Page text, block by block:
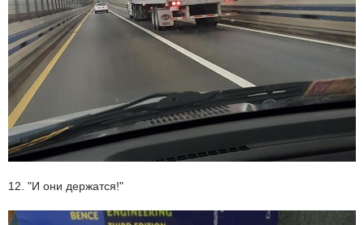
12. "И они держатся!"